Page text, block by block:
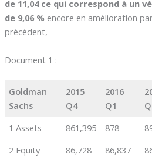
de 11,04 ce qui correspond à un
de 9,06 % encore en amélioration
précédent,
Document 1 :
Goldman
Sachs
2015
Q4
2016
Q1
1 Assets
861,395 878
2 Equity
86,728 86,837